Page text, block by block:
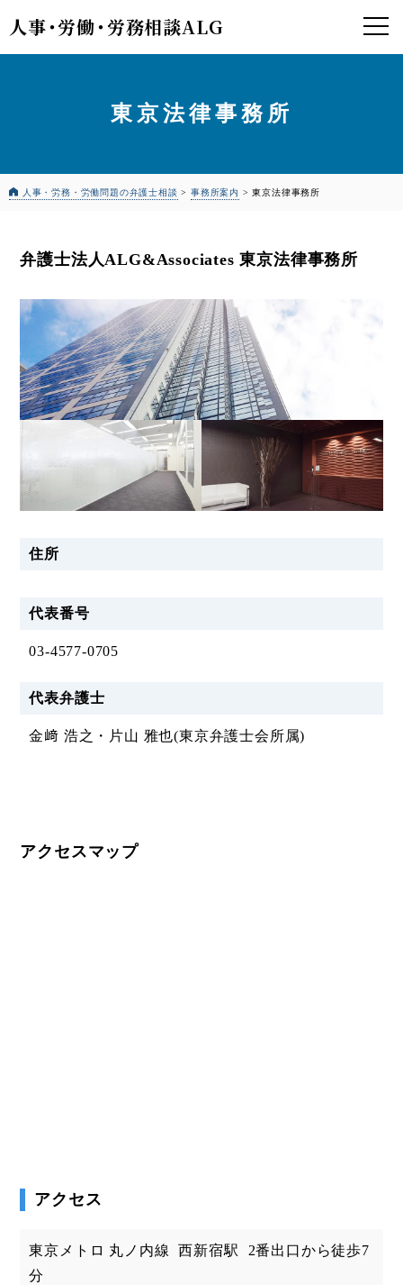
人事・労働・労務相談ALG
東京法律事務所
人事・労務・労働問題の弁護士相談 >事務所案内 >東京法律事務所
弁護士法人ALG&Associates 東京法律事務所
住所
代表番号
03-4577-0705
代表弁護士
金﨑 浩之・片山 雅也(東京弁護士会所属)
アクセスマップ
アクセス
東京メトロ 丸ノ内線 西新宿駅
2番出口から徒歩7
分